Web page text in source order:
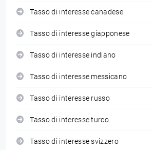
Tasso di interesse canadese
Tasso di interesse giapponese
Tasso di interesse indiano
Tasso di interesse messicano
Tasso di interesse russo
Tasso di interesse turco
Tasso di interesse svizzero